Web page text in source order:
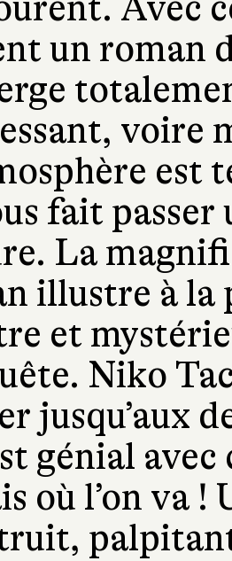
un roman
voire
est
fait
La
illustre à la
et
Niko
jusqu’aux
génial
où l’on va